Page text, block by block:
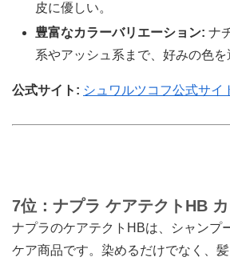
皮に優しい。
豊富なカラーバリエーション: ナ
系やアッシュ系まで、好みの色を
公式サイト: シュワルツコフ公式サイ
7位：ナプラ ケアテクトHB
ナプラのケアテクトHBは、シャンプ
ケア商品です。染めるだけでなく、